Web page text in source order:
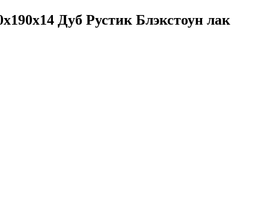
Дуб Рустик Блэкстоун лак